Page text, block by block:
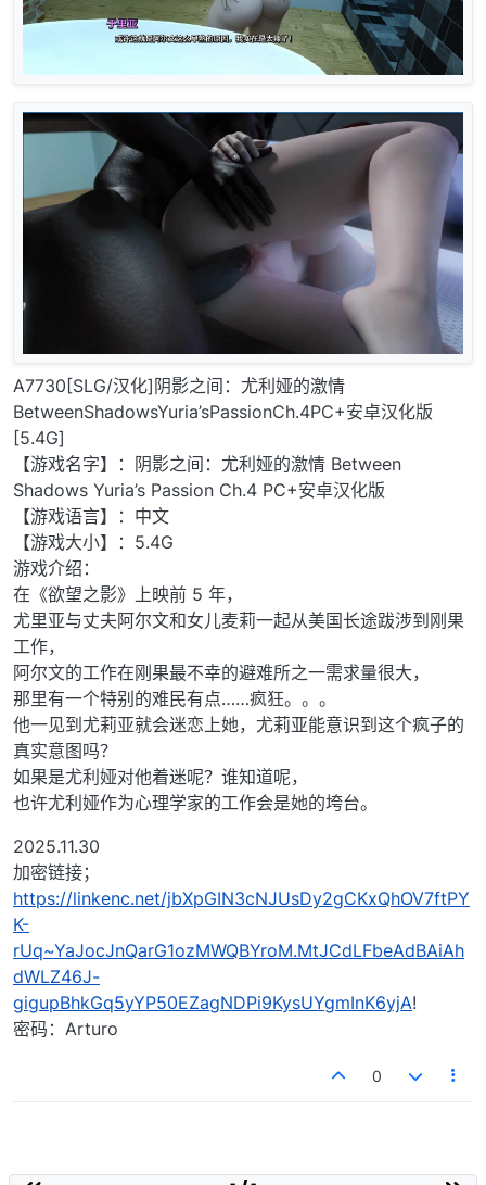
A7730[SLG/汉化]阴影之间：尤利娅的激情
BetweenShadowsYuria’sPassionCh.4PC+安卓汉化版
[5.4G]
【游戏名字】：阴影之间：尤利娅的激情 Between
Shadows Yuria’s Passion Ch.4 PC+安卓汉化版
【游戏语言】：中文
【游戏大小】：5.4G
游戏介绍：
在《欲望之影》上映前 5 年，
尤里亚与丈夫阿尔文和女儿麦莉一起从美国长途跋涉到刚果
工作，
阿尔文的工作在刚果最不幸的避难所之一需求量很大，
那里有一个特别的难民有点……疯狂。。。
他一见到尤莉亚就会迷恋上她，尤莉亚能意识到这个疯子的
真实意图吗？
如果是尤利娅对他着迷呢？谁知道呢，
也许尤利娅作为心理学家的工作会是她的垮台。
2025.11.30
加密链接；
https://linkenc.net/jbXpGIN3cNJUsDy2gCKxQhOV7ftPY
K-
rUq~YaJocJnQarG1ozMWQBYroM.MtJCdLFbeAdBAiAh
dWLZ46J-
gigupBhkGq5yYP50EZagNDPi9KysUYgmInK6yjA!
密码：Arturo
0